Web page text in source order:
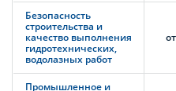
Безопасность
строительства и
качество выполнения
гидротехнических,
водолазных работ
Промышленное и